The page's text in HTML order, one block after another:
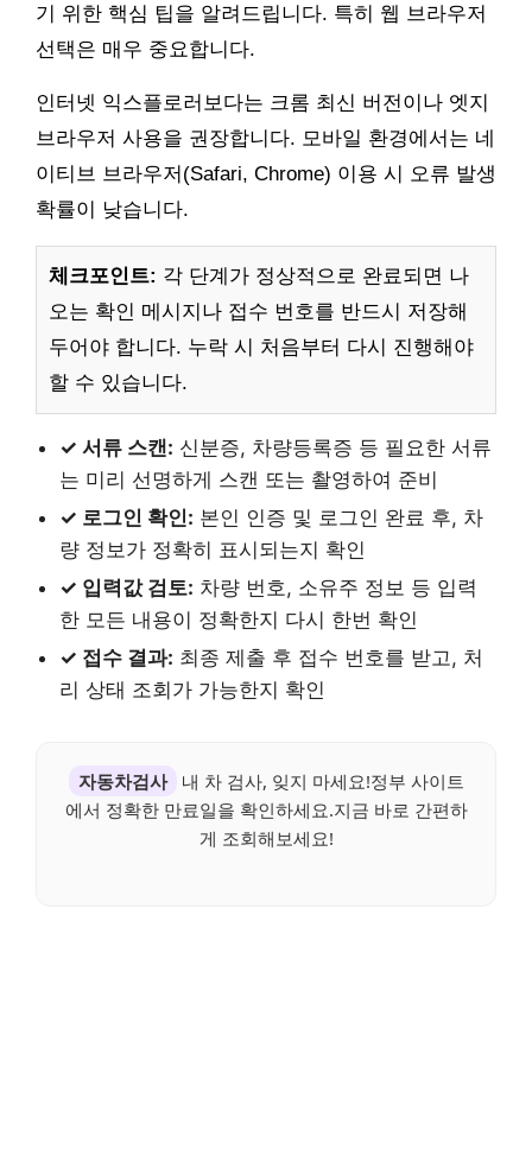
기 위한 핵심 팁을 알려드립니다. 특히 웹 브라우저
선택은 매우 중요합니다.
인터넷 익스플로러보다는 크롬 최신 버전이나 엣지
브라우저 사용을 권장합니다. 모바일 환경에서는 네
이티브 브라우저(Safari, Chrome) 이용 시 오류 발생
확률이 낮습니다.
체크포인트: 각 단계가 정상적으로 완료되면 나
오는 확인 메시지나 접수 번호를 반드시 저장해
두어야 합니다. 누락 시 처음부터 다시 진행해야
할 수 있습니다.
✓ 서류 스캔: 신분증, 차량등록증 등 필요한 서류
는 미리 선명하게 스캔 또는 촬영하여 준비
✓ 로그인 확인: 본인 인증 및 로그인 완료 후, 차
량 정보가 정확히 표시되는지 확인
✓ 입력값 검토: 차량 번호, 소유주 정보 등 입력
한 모든 내용이 정확한지 다시 한번 확인
✓ 접수 결과: 최종 제출 후 접수 번호를 받고, 처
리 상태 조회가 가능한지 확인
자동차검사
내 차 검사, 잊지 마세요!정부 사이트
에서 정확한 만료일을 확인하세요.지금 바로 간편하
게 조회해보세요!